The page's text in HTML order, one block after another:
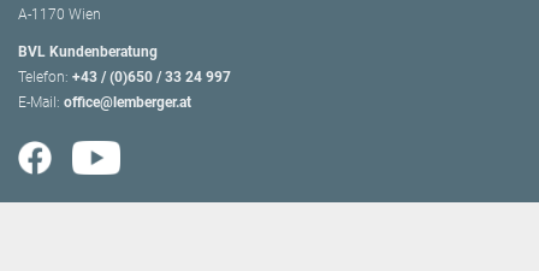
A-1170 Wien
BVL Kundenberatung
Telefon: +43 / (0)650 / 33 24 997
E-Mail: office@lemberger.at